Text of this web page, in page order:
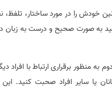
خودش را در مورد ساختار، تلفظ،
به صورت صحیح و درست به زبان
به منظور برقراری ارتباط با
یا سایر افراد صحبت کنید.